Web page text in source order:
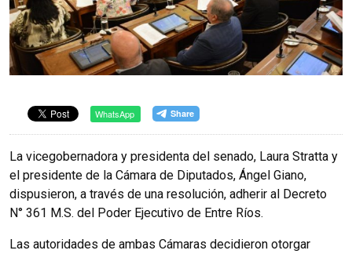
WhatsApp
La vicegobernadora y presidenta del senado, Laura Stratta y
el presidente de la Cámara de Diputados, Ángel Giano,
dispusieron, a través de una resolución, adherir al Decreto
N° 361 M.S. del Poder Ejecutivo de Entre Ríos.
Las autoridades de ambas Cámaras decidieron otorgar